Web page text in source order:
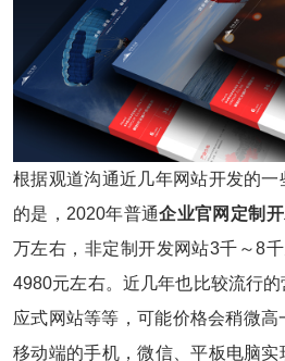
根据观道沟通近几年网站开发的
的是，2020年普通企业官网定制
万左右，非定制开发网站3千 ～8
4980元左右。近几年也比较流行
应式网站等等，可能价格会稍微高
移动端的手机，微信、平板电脑